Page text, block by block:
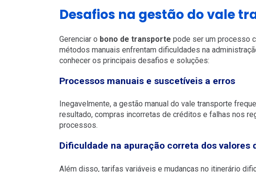
Desafios na gestão do vale
Gerenciar o bono de transporte pode ser um processo
métodos manuais enfrentam dificuldades na
conhecer os principais desafios e soluções:
Processos manuais e suscetíveis a erros
Inegavelmente, a gestão manual do vale transporte
resultado, compras incorretas de créditos e falhas nos
processos.
Dificuldade na apuração correta dos valores
Além disso, tarifas variáveis e mudanças no itinerário